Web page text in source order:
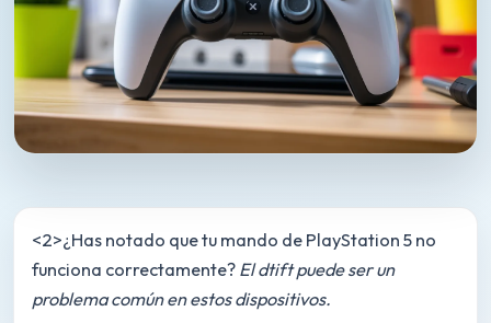
<2>¿Has notado que tu mando de PlayStation 5 no
funciona correctamente? El dtift puede ser un
problema común en estos dispositivos.